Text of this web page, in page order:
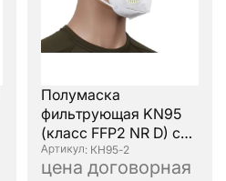
Полумаска
фильтрующая KN95
(класс FFP2 NR D) с
клапаном: КН95-2
цена договорная